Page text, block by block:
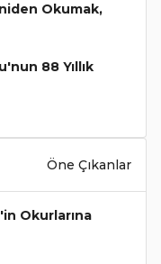
Okumak,
88 Yıllık
Öne Çıkanlar
Okurlarına